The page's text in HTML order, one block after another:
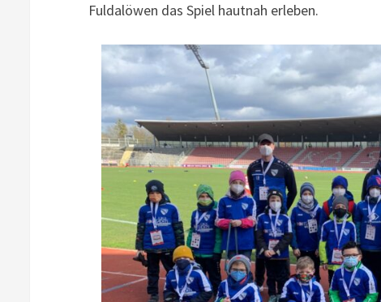
Fuldalöwen das Spiel hautnah erleben.